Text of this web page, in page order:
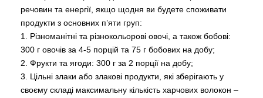
речовин та енергії, якщо щодня ви будете споживати
продукти з основних п’яти груп:
1. Різноманітні та різнокольорові овочі, а також бобові:
300 г овочів за 4-5 порцій та 75 г бобових на добу;
2. Фрукти та ягоди: 300 г за 2 порції на добу;
3. Цільні злаки або злакові продукти, які зберігають у
своєму складі максимальну кількість харчових волокон –